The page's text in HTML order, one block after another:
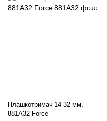
Плашкотримач 14-32 мм,
881A32 Force